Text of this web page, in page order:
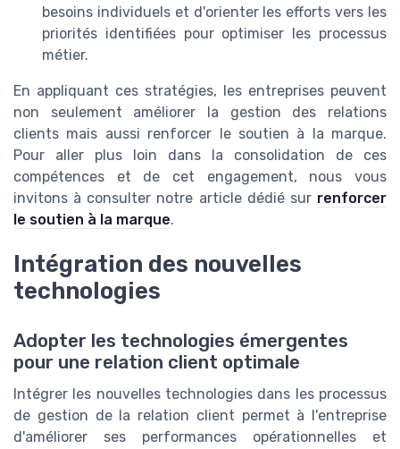
besoins individuels et d'orienter les efforts vers les
priorités identifiées pour optimiser les processus
métier.
En appliquant ces stratégies, les entreprises peuvent
non seulement améliorer la gestion des relations
clients mais aussi renforcer le soutien à la marque.
Pour aller plus loin dans la consolidation de ces
compétences et de cet engagement, nous vous
invitons à consulter notre article dédié sur renforcer
le soutien à la marque.
Intégration des nouvelles
technologies
Adopter les technologies émergentes
pour une relation client optimale
Intégrer les nouvelles technologies dans les processus
de gestion de la relation client permet à l'entreprise
d'améliorer ses performances opérationnelles et